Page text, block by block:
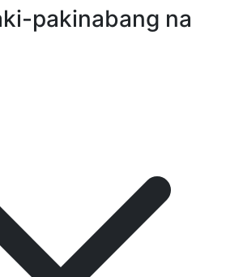
pakinabang na